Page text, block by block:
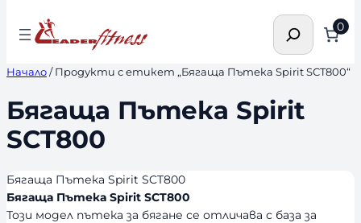
Търсене 0
Начало/ Продукти с етикет „Бягаща Пътека Spirit SCT800“
Бягаща Пътека Spirit
SCT800
Бягаща Пътека Spirit SCT800
Бягаща Пътека Spirit SCT800
Този модел пътека за бягане се отличава с база за